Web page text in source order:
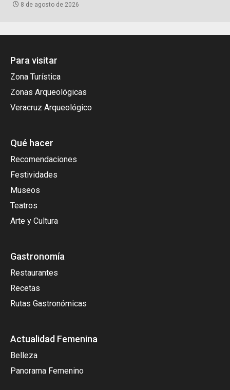
8 de agosto de 2026
Para visitar
Zona Turística
Zonas Arqueológicas
Veracruz Arqueológico
Qué hacer
Recomendaciones
Festividades
Museos
Teatros
Arte y Cultura
Gastronomía
Restaurantes
Recetas
Rutas Gastronómicas
Actualidad Femenina
Belleza
Panorama Femenino